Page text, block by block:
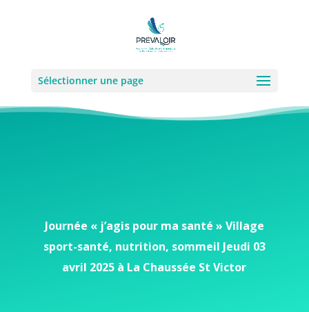
Sélectionner une page
Journée « j’agis pour ma santé » Village
sport-santé, nutrition, sommeil Jeudi 03
avril 2025 à La Chaussée St Victor